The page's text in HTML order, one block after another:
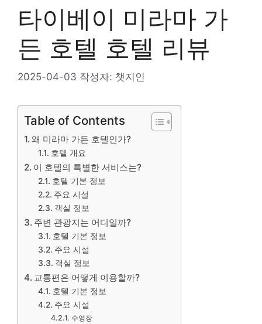
타이베이 미라마 가
든 호텔 호텔 리뷰
2025-04-03 작성자: 챗지인
Table of Contents
왜 미라마 가든 호텔인가?
호텔 개요
이 호텔의 특별한 서비스는?
호텔 기본 정보
주요 시설
객실 정보
주변 관광지는 어디일까?
호텔 기본 정보
주요 시설
객실 정보
교통편은 어떻게 이용할까?
호텔 기본 정보
주요 시설
수영장